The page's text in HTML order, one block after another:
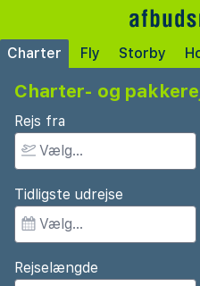
Charter Fly Storby
Charter- og
Rejs fra
Tidligste udrejse
Rejselængde